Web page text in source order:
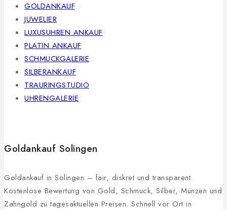
GOLDANKAUF
JUWELIER
LUXUSUHREN ANKAUF
PLATIN ANKAUF
SCHMUCKGALERIE
SILBERANKAUF
TRAURINGSTUDIO
UHRENGALERIE
Goldankauf Solingen
Goldankauf in Solingen – fair, diskret und transparent.
Kostenlose Bewertung von Gold, Schmuck, Silber, Münzen und
Zahngold zu tagesaktuellen Preisen. Schnell vor Ort in